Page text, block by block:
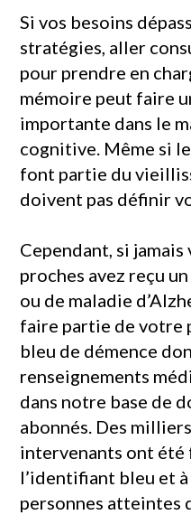
Si vos besoins
stratégies, aller
pour prendre en
mémoire peut faire
importante dans le
cognitive. Même si
font partie du
doivent pas définir
Cependant, si jamais
proches avez reçu
ou de maladie
faire partie de votre
bleu de démence
renseignements
dans notre base de
abonnés. Des
intervenants ont été
l’identifiant bleu et
personnes atteintes